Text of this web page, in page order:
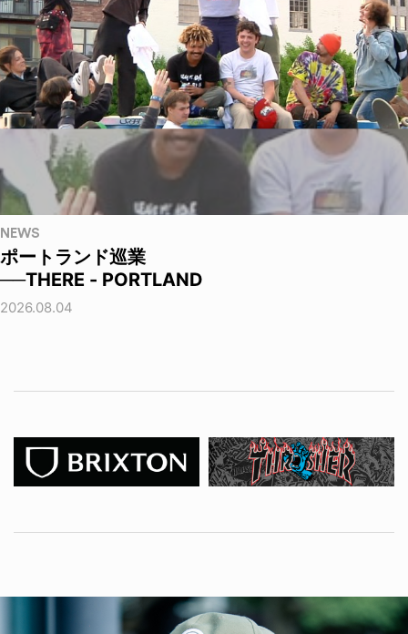
NEWS
ポートランド巡業
──THERE - PORTLAND
2026.08.04